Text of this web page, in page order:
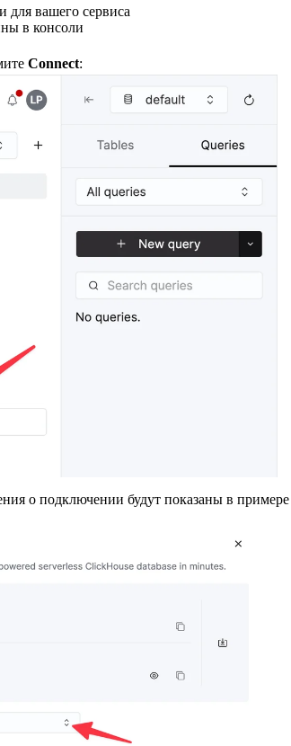
для вашего сервиса
в консоли
Connect:
о подключении будут показаны в